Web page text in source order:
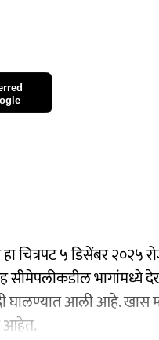
चित्रपट ५ डिसेंबर २०२५
सीमेपलीकडील भागांमध्ये
घालण्यात आली आहे. खास
आहेत.